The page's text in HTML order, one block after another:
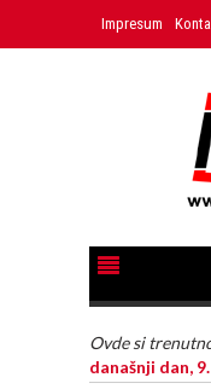
Impresum
Ovde si
današnji dan,